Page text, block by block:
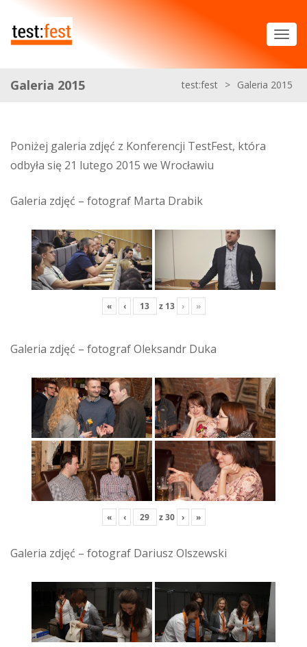
Galeria 2015 test:fest > Galeria 2015
Poniżej galeria zdjęć z Konferencji TestFest, która
odbyła się 21 lutego 2015 we Wrocławiu
Galeria zdjęć – fotograf Marta Drabik
« ‹ z 13 › »
Galeria zdjęć – fotograf Oleksandr Duka
« ‹ z30 › »
Galeria zdjęć – fotograf Dariusz Olszewski